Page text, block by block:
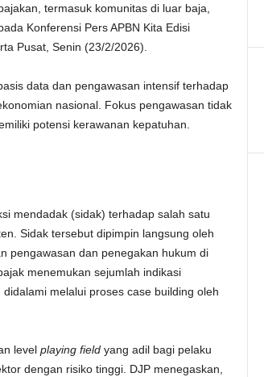
termasuk komunitas di luar baja,
Konferensi Pers APBN Kita Edisi
Pusat, Senin (23/2/2026).
data dan pengawasan intensif terhadap
nasional. Fokus pengawasan tidak
potensi kerawanan kepatuhan.
mendadak (sidak) terhadap salah satu
Sidak tersebut dipimpin langsung oleh
pengawasan dan penegakan hukum di
menemukan sejumlah indikasi
melalui proses case building oleh
level playing fieldyang adil bagi pelaku
dengan risiko tinggi. DJP menegaskan,